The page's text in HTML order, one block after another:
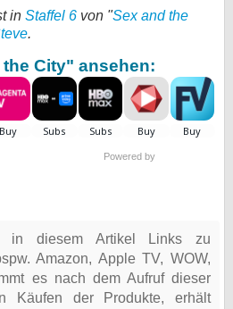
in Staffel 6 von "Sex and the
.
City" ansehen:
Powered by
in diesem Artikel Links zu
Amazon, Apple TV, WOW,
es nach dem Aufruf dieser
Käufen der Produkte, erhält
Forum
bei X
bei Facebook
Datenschutz
Cookie-Einstellungen